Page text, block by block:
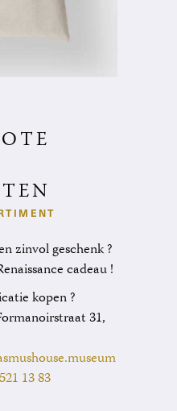
zinvol geschenk ?
cadeau !
kopen ?
31,
13 83